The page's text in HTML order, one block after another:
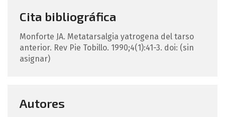
Cita bibliográfica
Monforte JA. Metatarsalgia yatrogena del tarso
anterior. Rev Pie Tobillo. 1990;4(1):41-3. doi: (sin
asignar)
Autores